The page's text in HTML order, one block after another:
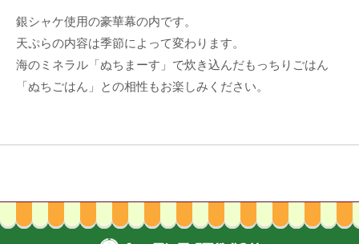
銀シャケ使用の豪華幕の内です。
天ぷらの内容は季節によって変わります。
海のミネラル「ぬちまーす」で炊き込んだもっちりごはん
「ぬちごはん」との相性もお楽しみください。